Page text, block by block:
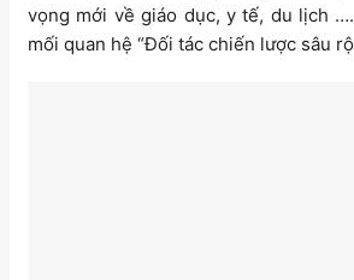
vọng mới về giáo dục, y tế, du lịch
mối quan hệ “Đối tác chiến lược sâu